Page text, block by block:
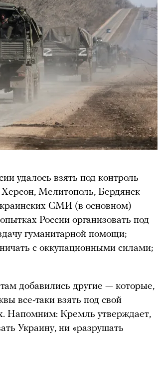
удалось взять под контроль
Мелитополь, Бердянск
СМИ (в основном)
России организовать под
гуманитарной помощи;
с оккупационными силами;
добавились другие — которые,
все-таки взять под свой
Напомним: Кремль утверждает,
Украину, ни «разрушать